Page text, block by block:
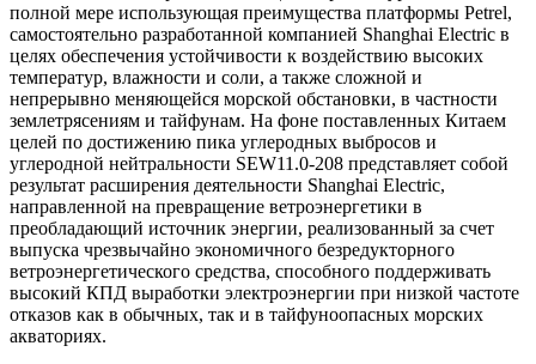
полной мере использующая преимущества платформы Petrel,
самостоятельно разработанной компанией Shanghai Electric в
целях обеспечения устойчивости к воздействию высоких
температур, влажности и соли, а также сложной и
непрерывно меняющейся морской обстановки, в частности
землетрясениям и тайфунам. На фоне поставленных Китаем
целей по достижению пика углеродных выбросов и
углеродной нейтральности SEW11.0-208 представляет собой
результат расширения деятельности Shanghai Electric,
направленной на превращение ветроэнергетики в
преобладающий источник энергии, реализованный за счет
выпуска чрезвычайно экономичного безредукторного
ветроэнергетического средства, способного поддерживать
высокий КПД выработки электроэнергии при низкой частоте
отказов как в обычных, так и в тайфуноопасных морских
акваториях.